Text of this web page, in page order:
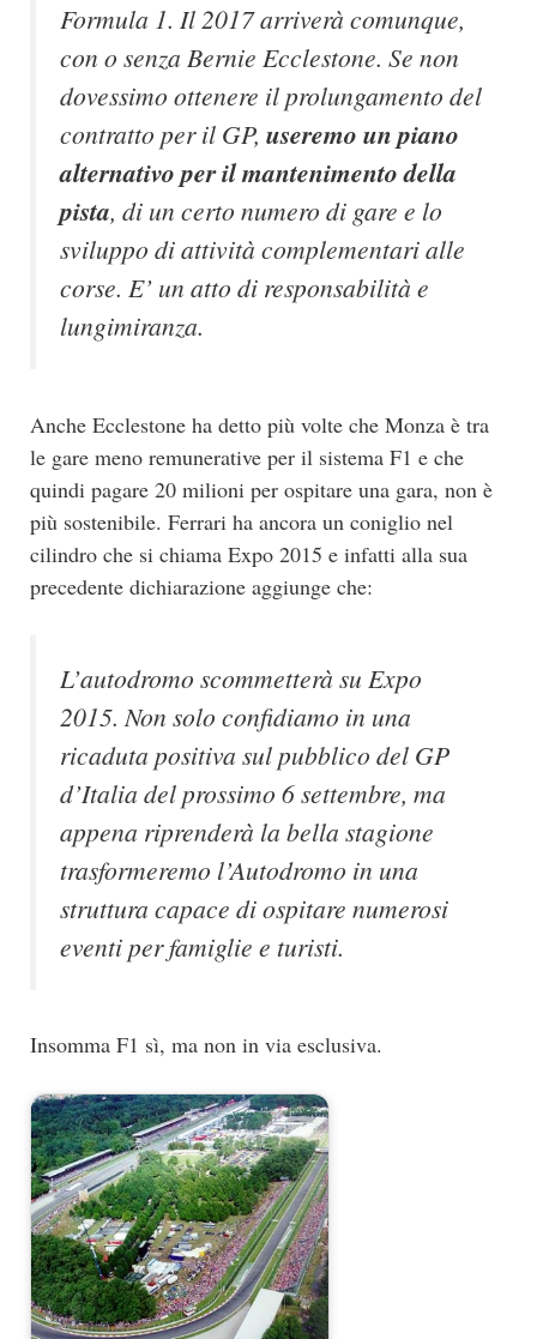
Formula 1. Il 2017 arriverà comunque,
con o senza Bernie Ecclestone. Se non
dovessimo ottenere il prolungamento del
contratto per il GP, useremo un piano
alternativo per il mantenimento della
pista, di un certo numero di gare e lo
sviluppo di attività complementari alle
corse. E’ un atto di responsabilità e
lungimiranza.
Anche Ecclestone ha detto più volte che Monza è tra
le gare meno remunerative per il sistema F1 e che
quindi pagare 20 milioni per ospitare una gara, non è
più sostenibile. Ferrari ha ancora un coniglio nel
cilindro che si chiama Expo 2015 e infatti alla sua
precedente dichiarazione aggiunge che:
L’autodromo scommetterà su Expo
2015. Non solo confidiamo in una
ricaduta positiva sul pubblico del GP
d’Italia del prossimo 6 settembre, ma
appena riprenderà la bella stagione
trasformeremo l’Autodromo in una
struttura capace di ospitare numerosi
eventi per famiglie e turisti.
Insomma F1 sì, ma non in via esclusiva.